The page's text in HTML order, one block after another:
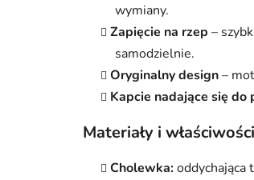
wymiany.
Zapięcie na rzep –
samodzielnie.
Oryginalny design–
Kapcie nadające się do
Materiały i właściwości
Cholewka:oddychająca